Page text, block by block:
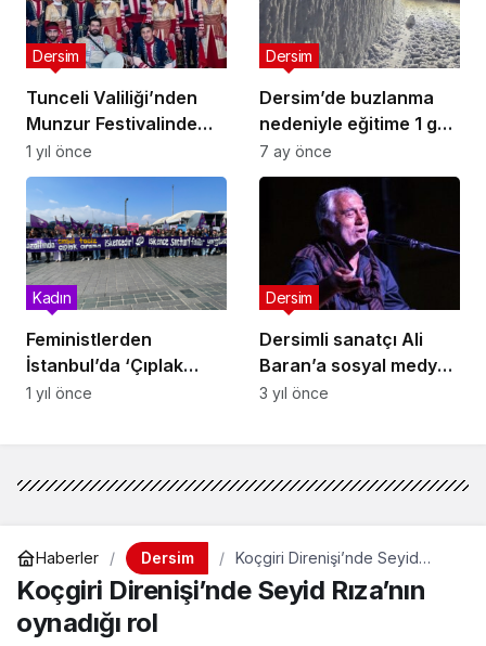
Tunceli Valiliği’nden
Munzur Festivalinde
sahne alacak
Ermenistanlı müzik
grubuna yasak:
Gerekçe Ermenistan
bayrağı açmaları
Dersim
1 yıl önce
Dersim’de buzlanma
nedeniyle eğitime 1 gün
ara verildi
Dersim
7 ay önce
Feministlerden
İstanbul’da ‘Çıplak
Arama’ Protestosu:
Kadın
1 yıl önce
Dersimli sanatçı Ali
Baran’a sosyal medya
cezası: Almanya’ya
Dersim
3 yıl önce
Haberler Dersim
Koçgiri Direnişi’nde Seyid
Rıza’nın oynadığı rol
Koçgiri Direnişi’nde Seyid Rıza’nın
oynadığı rol